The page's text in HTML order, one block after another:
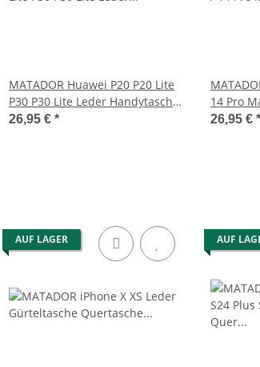
MATADOR Huawei P20 P20 Lite
P30 P30 Lite Leder Handytasche
Schwarz
26,95 € *
14 Pro
26,95 € *
AUF LAGER AUF